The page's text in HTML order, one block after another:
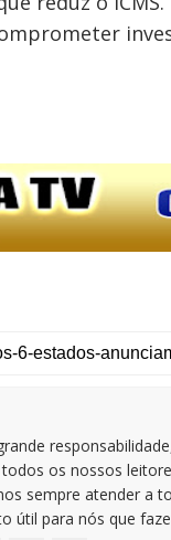
os nossos
sempre atender a
útil para nós que